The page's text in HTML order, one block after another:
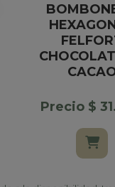
Precio $